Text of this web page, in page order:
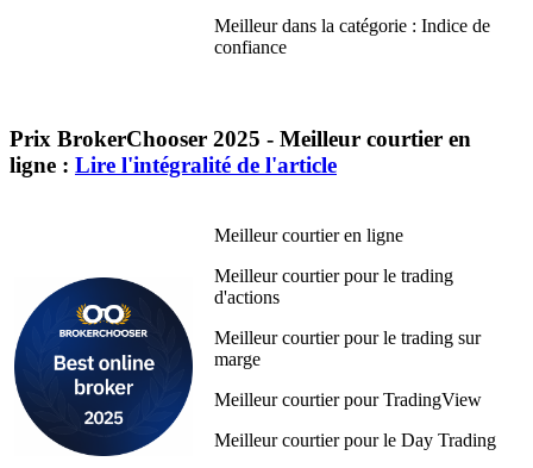
Meilleur dans la catégorie : Indice de
confiance
Prix BrokerChooser 2025 - Meilleur courtier en
ligne : Lire l'intégralité de l'article
Meilleur courtier en ligne
Meilleur courtier pour le trading
d'actions
Meilleur courtier pour le trading sur
marge
Meilleur courtier pour TradingView
Meilleur courtier pour le Day Trading